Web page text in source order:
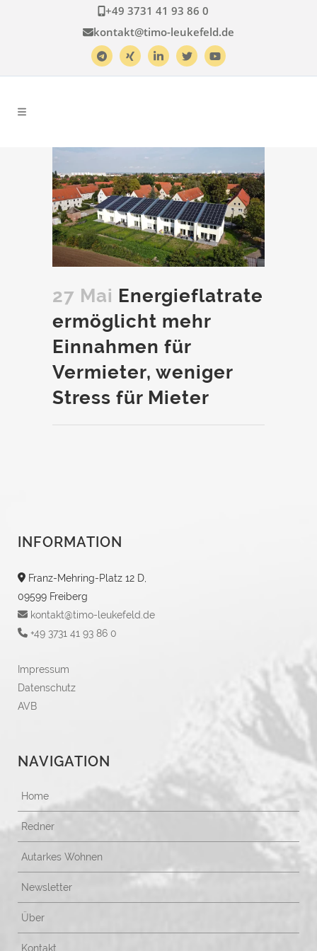
+49 3731 41 93 86 0
kontakt@timo-leukefeld.de
27 Mai Energieflatrate
ermöglicht mehr
Einnahmen für
Vermieter, weniger
Stress für Mieter
INFORMATION
Franz-Mehring-Platz 12 D,
09599 Freiberg
kontakt@timo-leukefeld.de
+49 3731 41 93 86 0
Impressum
Datenschutz
AVB
NAVIGATION
Home
Redner
Autarkes Wohnen
Newsletter
Über
Kontakt